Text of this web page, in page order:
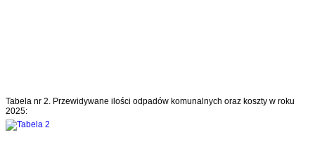
Tabela nr 2. Przewidywane ilości odpadów komunalnych oraz koszty w roku
2025: